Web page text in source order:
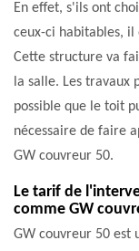
En effet, s'ils ont
ceux-ci habitables, il
Cette structure va
la salle. Les
possible que le toit
nécessaire de faire
GW couvreur 50.
Le tarif de
comme GW
GW couvreur 50 est